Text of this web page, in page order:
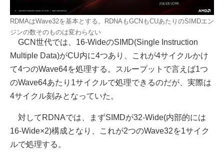
RDMAはWave32を基本とする。RDNAもGCNもCUあたりのSIMDエン
ジンの数そのものは変わらない
GCN世代では、16-WideのSIMD(Single Instruction
Multiple Data)がCU内に4つあり、これが4サイクルかけ
て4つのWave64を処理する。スループットで言えば1つ
のWave64あたり1サイクルで処理できるのだが、実際は
4サイクル刻みとなっていた。
対してRDNAでは、まずSIMDが32-Wide(内部的には
16-Wide×2)構成となり、これが2つのWave32を1サイク
ルで処理する。